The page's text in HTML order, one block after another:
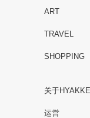
ART
TRAVEL
SHOPPING
关于
运営